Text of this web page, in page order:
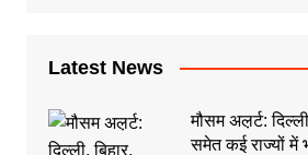
Latest News
मौसम अल़र्ट:
समेत कई राज्यों में